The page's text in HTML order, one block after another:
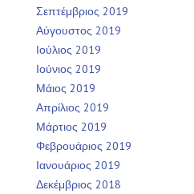
Σεπτέμβριος 2019
Αύγουστος 2019
Ιούλιος 2019
Ιούνιος 2019
Μάιος 2019
Απρίλιος 2019
Μάρτιος 2019
Φεβρουάριος 2019
Ιανουάριος 2019
Δεκέμβριος 2018